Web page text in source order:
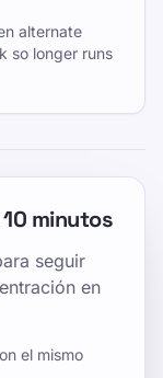
alternate
so longer runs
minutos
seguir
en
el mismo